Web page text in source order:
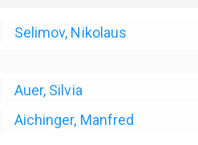
Selimov, Nikolaus
Auer, Silvia
Aichinger, Manfred